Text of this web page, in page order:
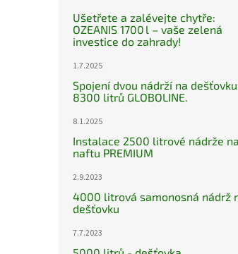
Ušetřete a zalévejte chytře:
OZEANIS 1700 l – vaše zelená
investice do zahrady!
1.7.2025
Spojení dvou nádrží na
8300 litrů GLOBOLINE.
8.1.2025
Instalace 2500 litrové nádrže na
naftu PREMIUM
2.9.2023
4000 litrová samonosná nádrž
dešťovku
7.7.2023